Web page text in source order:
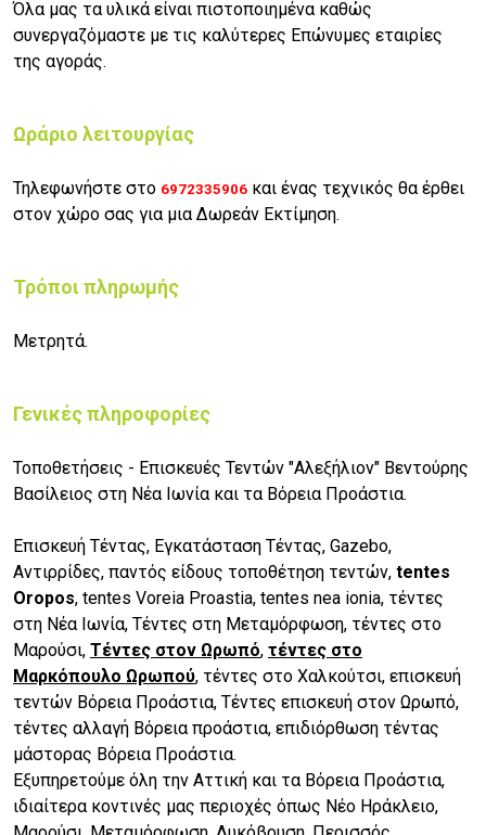
Όλα μας τα υλικά είναι πιστοποιημένα καθώς
συνεργαζόμαστε με τις καλύτερες Επώνυμες εταιρίες
της αγοράς.
Ωράριο λειτουργίας
Τηλεφωνήστε στο 6972335906 και ένας τεχνικός θα έρθει
στον χώρο σας για μιαΔωρεάν Εκτίμηση.
Τρόποι πληρωμής
Μετρητά.
Γενικές πληροφορίες
Τοποθετήσεις - Επισκευές Τεντών "Αλεξήλιον" Βεντούρης
Βασίλειος στη Νέα Ιωνία και τα Βόρεια Προάστια.
Επισκευή Τέντας, Εγκατάσταση Τέντας, Gazebo,
Αντιρρίδες, παντός είδους τοποθέτηση τεντών, tentes
Oropos, tentes Voreia Proastia, tentes nea ionia, τέντες
στη Νέα Ιωνία, Τέντες στη Μεταμόρφωση, τέντες στο
Μαρούσι, Τέντες στον Ωρωπό, τέντες στο
Μαρκόπουλο Ωρωπού, τέντες στο Χαλκούτσι, επισκευή
τεντών Βόρεια Προάστια, Τέντες επισκευή στον Ωρωπό,
τέντες αλλαγή Βόρεια προάστια, επιδιόρθωση τέντας
μάστορας Βόρεια Προάστια.
Εξυπηρετούμε όλη την Αττική και τα Βόρεια Προάστια,
ιδιαίτερα κοντινές μας περιοχές όπως Νέο Ηράκλειο,